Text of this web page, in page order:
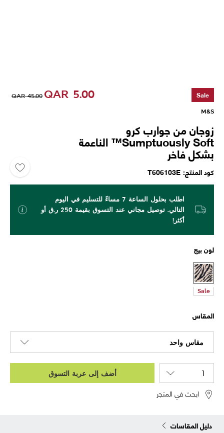
Sale
QAR 5.00
QAR45.00
M&S
زوجان من جوارب كرو
Sumptuously Soft™ الناعمة
بشكل فاخر
كود المنتج T606103E
اطلب بحلول الساعة 7 مساءً للتسليم في اليوم
التالي. توصيل مجاني عند التسوق بقيمة 250 ر.ق أو
أكثر!
لون بيج
Sale
المقاس
مقاس واحد
أضف إلى عربة التسوق
ابحث في المتجر
دليل المقاسات